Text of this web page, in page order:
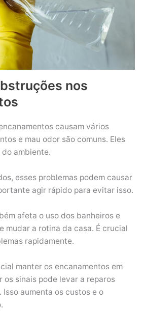
nos
causam vários
e mau odor são comuns. Eles
ambiente.
esses problemas podem causar
agir rápido para evitar isso.
afeta o uso dos banheiros e
mudar a rotina da casa. É crucial
rapidamente.
manter os encanamentos em
os sinais pode levar a reparos
Isso aumenta os custos e o